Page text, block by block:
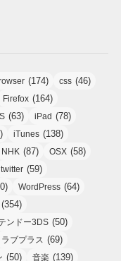
(174) css (46)
Firefox (164)
(63) iPad (78)
iTunes (138)
NHK (87) OSX (58)
twitter (59)
WordPress (64)
(354)
ンドー3DS (50)
ラブプラス (69)
(50) 音楽 (139)